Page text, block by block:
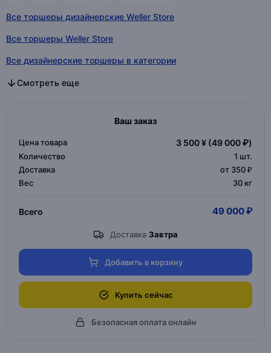
Все торшеры дизайнерские Weller Store
Все торшеры Weller Store
Все дизайнерские торшеры в категории
Все торшеры дизайнерские в категории
Все торшеры в категории
Смотреть еще
Ваш заказ
Цена товара 3 500 ¥ (49 000 ₽)
Количество 1 шт.
Доставка
от 350 ₽
Вес
30 кг
Всего 49 000 ₽
Доставка Завтра
Добавить в корзину
Купить сейчас
Безопасная оплата онлайн